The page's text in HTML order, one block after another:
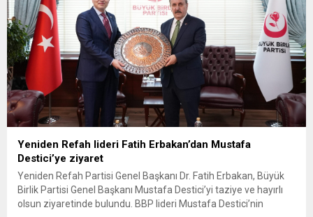
Yeniden Refah lideri Fatih Erbakan’dan Mustafa
Destici’ye ziyaret
Yeniden Refah Partisi Genel Başkanı Dr. Fatih Erbakan, Büyük
Birlik Partisi Genel Başkanı Mustafa Destici’yi taziye ve hayırlı
olsun ziyaretinde bulundu. BBP lideri Mustafa Destici’nin